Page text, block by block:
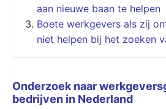
aan nieuwe baan te helpen
Boete werkgevers als zij
niet helpen bij het zoeken
Onderzoek naar
bedrijven in Nederland